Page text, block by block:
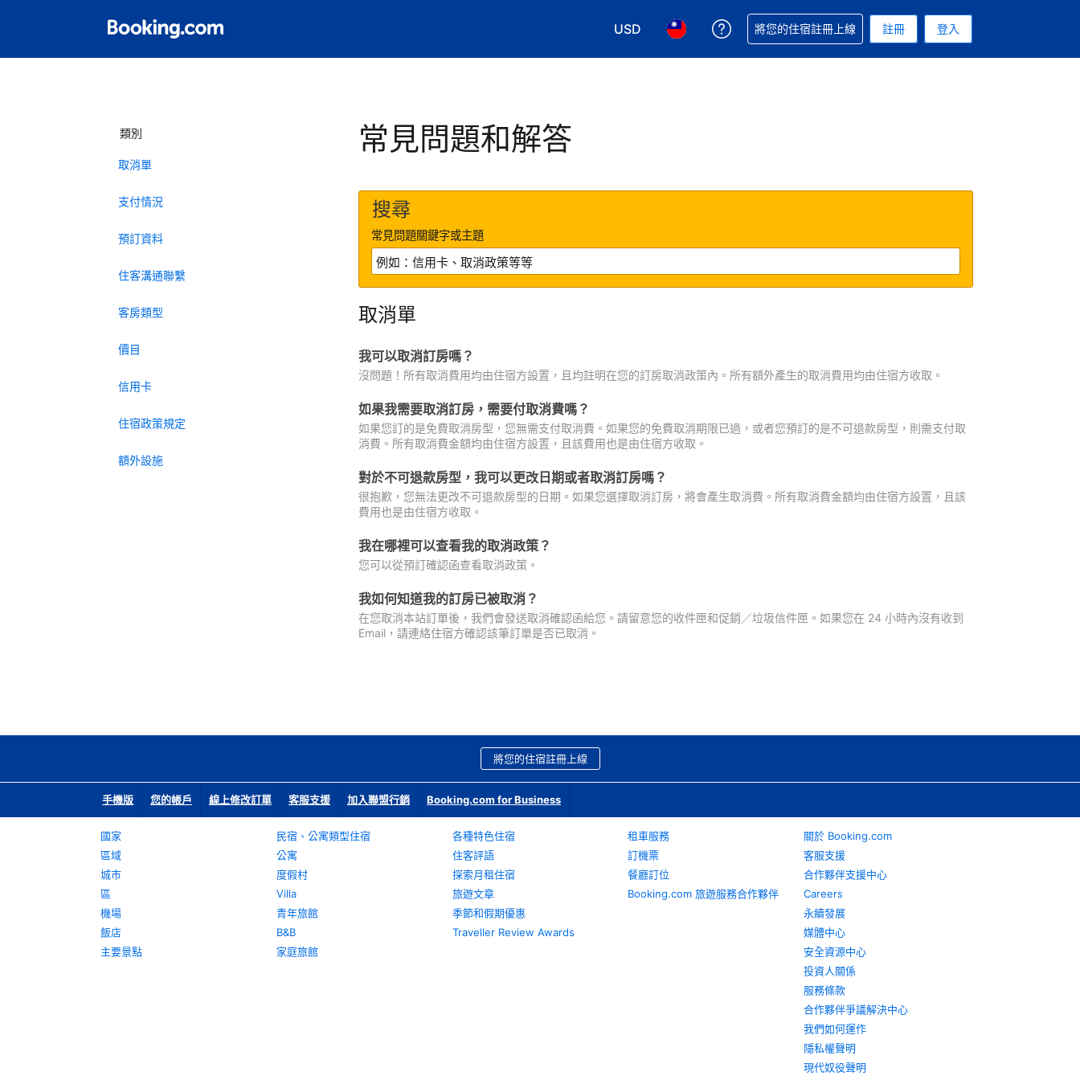
USD
選擇您使用的幣別. 您現在所使用的幣別為美元
選擇您使用的語言. 您目前所選的語言是繁體中文
取得訂單相關協助
將您的住宿註冊上線 註冊 登入
類別
取消單
支付情況
預訂資料
住客溝通聯繫
客房類型
價目
信用卡
住宿政策規定
額外設施
常見問題和解答
搜尋
常見問題關鍵字或主題
取消單
我可以取消訂房嗎？
沒問題！所有取消費用均由住宿方設置，且均註明在您的訂房取消政策內。所有額外產生的取消費用均由住宿方收取。
如果我需要取消訂房，需要付取消費嗎？
如果您訂的是免費取消房型，您無需支付取消費。如果您的免費取消期限已過，或者您預訂的是不可退款房型，則需支付取
消費。所有取消費金額均由住宿方設置，且該費用也是由住宿方收取。
對於不可退款房型，我可以更改日期或者取消訂房嗎？
很抱歉，您無法更改不可退款房型的日期。如果您選擇取消訂房，將會產生取消費。所有取消費金額均由住宿方設置，且該
費用也是由住宿方收取。
我在哪裡可以查看我的取消政策？
您可以從預訂確認函查看取消政策。
我如何知道我的訂房已被取消？
在您取消本站訂單後，我們會發送取消確認函給您。請留意您的收件匣和促銷／垃圾信件匣。如果您在 24 小時內沒有收到
Email，請連絡住宿方確認該筆訂單是否已取消。
將您的住宿註冊上線
手機版 您的帳戶 線上修改訂單 客服支援 加入聯盟行銷 Booking.com for Business
國家
區域
城市
區
機場
飯店
主要景點
民宿、公寓類型住宿
公寓
度假村
Villa
青年旅館
B&B
家庭旅館
各種特色住宿
住客評語
探索月租住宿
旅遊文章
季節和假期優惠
Traveller Review Awards
租車服務
訂機票
餐廳訂位
Booking.com 旅遊服務合作夥伴
關於 Booking.com
客服支援
合作夥伴支援中心
Careers
永續發展
媒體中心
安全資源中心
投資人關係
服務條款
合作夥伴爭議解決中心
我們如何運作
隱私權聲明
現代奴役聲明